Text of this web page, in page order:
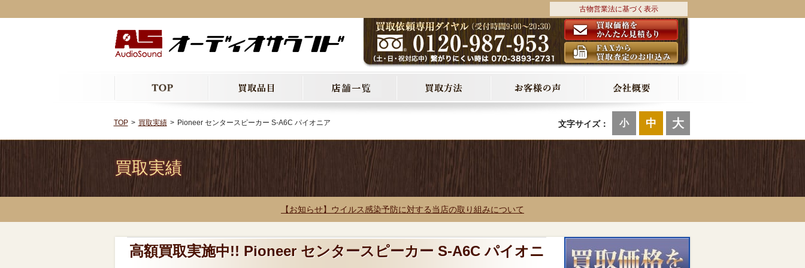
古物営業法に基づく表示
文字サイズ： 小 中 大
TOP 買取実績 Pioneer センタースピーカー S-A6C パイオニア
買取実績
【お知らせ】ウイルス感染予防に対する当店の取り組みについて
高額買取実施中!! Pioneer センタースピーカー S-A6C パイオニ